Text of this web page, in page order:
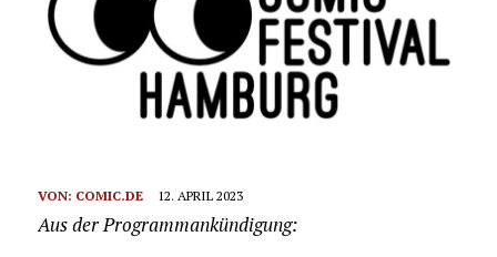
VON: COMIC.DE 12. APRIL 2023
Aus der Programmankündigung: